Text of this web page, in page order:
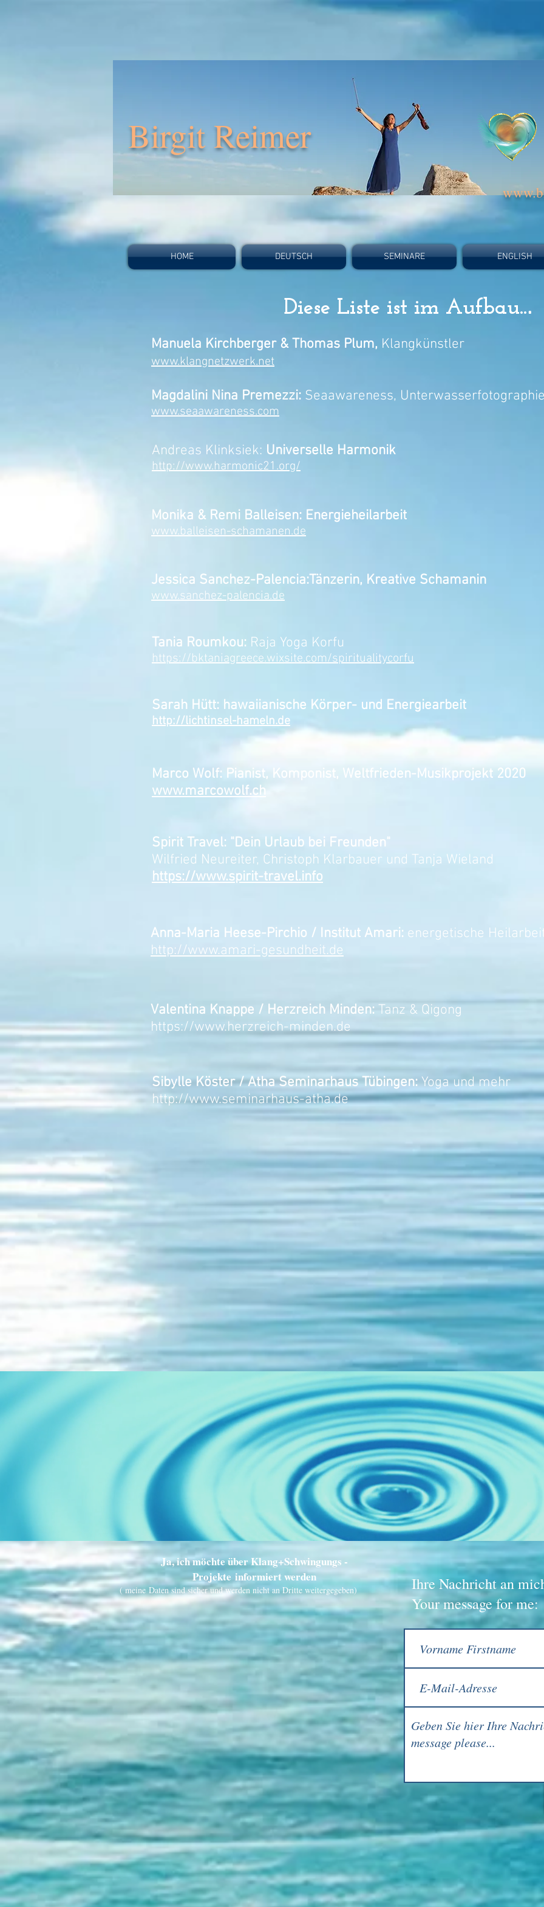
Birgit Reimer
HOME DEUTSCH SEMINARE ENGLISH
Diese Liste ist im Aufbau...
Manuela Kirchberger & Thomas Plum, Klangkünstler
www.klangnetzwerk.net
Magdalini Nina Premezzi: Seaawareness,
www.seaawareness.com
Andreas Klinksiek: Universelle Harmonik
http://www.harmonic21.org/
Monika & Remi Balleisen: Energieheilarbeit
www.balleisen-schamanen.de
Jessica Sanchez-Palencia:Tänzerin, Kreative Schamanin
www.sanchez-palencia.de
Tania Roumkou: Raja Yoga Korfu
https://bktaniagreece.wixsite.com/spiritualitycorfu
Sarah Hütt: hawaiianische Körper- und Energiearbeit
http://lichtinsel-hameln.de
Marco Wolf: Pianist, Komponist, Weltfrieden-Musikprojekt 2020
www.marcowolf.ch
Spirit Travel: "Dein Urlaub bei Freunden"
Wilfried Neureiter, Christoph Klarbauer und Tanja Wieland
https://www.spirit-travel.info
Anna-Maria Heese-Pirchio / Institut Amari: energetische
http://www.amari-gesundheit.de
Valentina Knappe / Herzreich Minden: Tanz & Qigong
https://www.herzreich-minden.de
Sibylle Köster / Atha Seminarhaus Tübingen: Yoga und mehr
http://www.seminarhaus-atha.de
Ja, ich möchte über Klang+Schwingungs -
Projekte informiert werden
( meine Daten sind sicher und werden nicht an Dritte weitergegeben)
Ihre Nachricht an
Your message for me: